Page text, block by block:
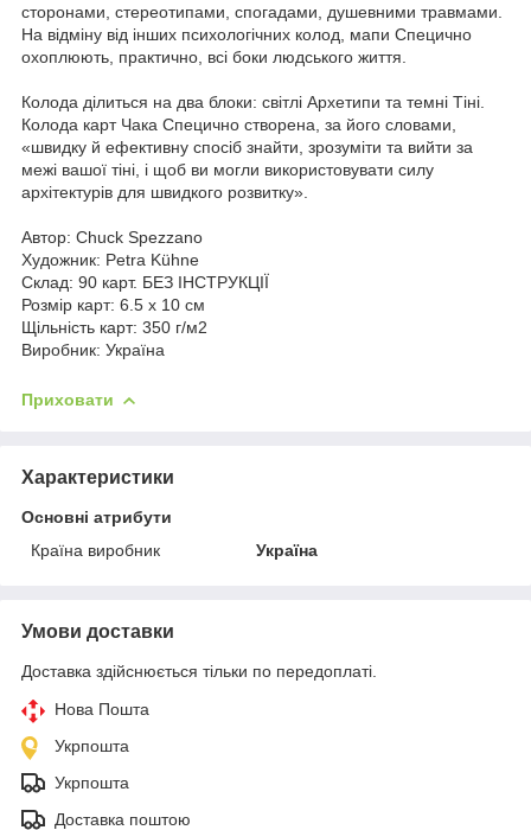
сторонами, стереотипами, спогадами, душевними травмами.
На відміну від інших психологічних колод, мапи Спецично
охоплюють, практично, всі боки людського життя.
Колода ділиться на два блоки: світлі Архетипи та темні Тіні.
Колода карт Чака Спецично створена, за його словами,
«швидку й ефективну спосіб знайти, зрозуміти та вийти за
межі вашої тіні, і щоб ви могли використовувати силу
архітектурів для швидкого розвитку».
Автор: Chuck Spezzano
Художник: Petra Kühne
Склад: 90 карт. БЕЗ ІНСТРУКЦІЇ
Розмір карт: 6.5 х 10 см
Щільність карт: 350 г/м2
Виробник: Україна
Приховати
Характеристики
Основні атрибути
Країна виробник
Україна
Умови доставки
Доставка здійснюється тільки по передоплаті.
Нова Пошта
Укрпошта
Укрпошта
Доставка поштою